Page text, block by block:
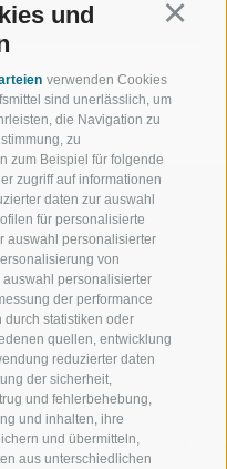
und
verwenden Cookies
sind unerlässlich, um
die Navigation zu
zu
zum Beispiel für folgende
zugriff auf informationen
daten zur auswahl
für personalisierte
auswahl personalisierter
von
personalisierter
der performance
statistiken oder
quellen, entwicklung
reduzierter daten
der sicherheit,
und fehlerbehebung,
und inhalten, ihre
und übermitteln,
aus unterschiedlichen
SPORT UND
MENGE
SKIFAHREN
WANDERN
HOCHALPINE